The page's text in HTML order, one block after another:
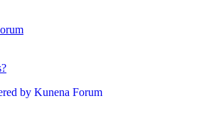
by Kunena Forum